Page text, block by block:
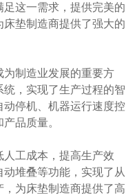
这一需求，提供完美的
垫制造商提供了强大的
为制造业发展的重要方
，实现了生产过程的智
停机、机器运行速度控
品质量。
工成本，提高生产效
堆叠等功能，实现了从
为床垫制造商提供了高